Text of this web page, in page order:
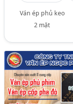
Ván ép phủ keo
2 mặt